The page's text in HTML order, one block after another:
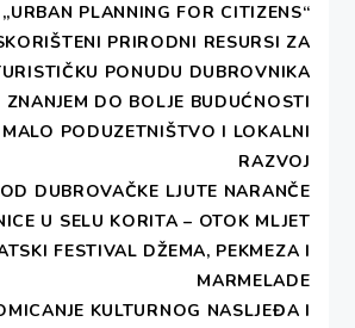
„URBAN PLANNING FOR CITIZENS“
PRIRODNI RESURSI ZA
PONUDU DUBROVNIKA
ZNANJEM DO BOLJE BUDUĆNOSTI
PODUZETNIŠTVO I LOKALNI
RAZVOJ
DUBROVAČKE LJUTE NARANČE
U SELU KORITA – OTOK MLJET
FESTIVAL DŽEMA, PEKMEZA I
MARMELADE
KULTURNOG NASLJEĐA I
planiranje za građane) kojeg
unija u okviru IPA I. komponente
i izgradnja institucija, a kroz
uloge organizacija
u jačanju transparentnosti i dobrog
upravi RH.
Ugovorno tijelo
je Središnja agencija za
programa i projekata
vrijednost projekta iznosi